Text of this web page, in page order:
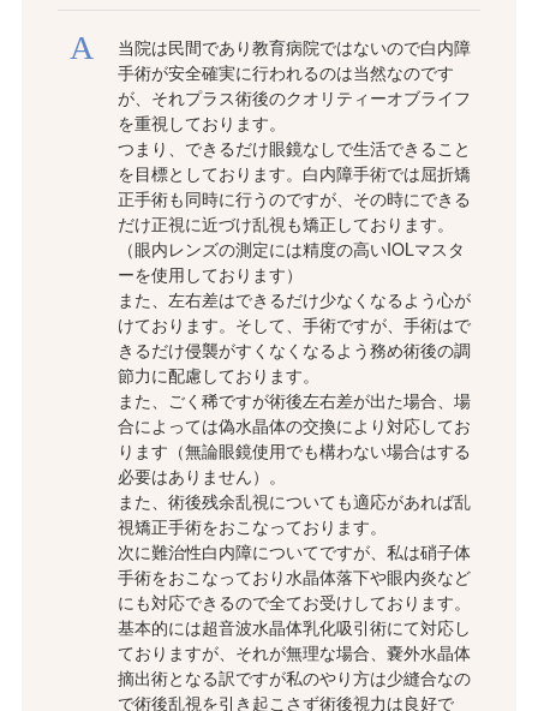
当院は民間であり教育病院ではないので白内障
手術が安全確実に行われるのは当然なのです
が、それプラス術後のクオリティーオブライフ
を重視しております。
つまり、できるだけ眼鏡なしで生活できること
を目標としております。白内障手術では屈折矯
正手術も同時に行うのですが、その時にできる
だけ正視に近づけ乱視も矯正しております。
（眼内レンズの測定には精度の高いIOLマスタ
ーを使用しております）
また、左右差はできるだけ少なくなるよう心が
けております。そして、手術ですが、手術はで
きるだけ侵襲がすくなくなるよう務め術後の調
節力に配慮しております。
また、ごく稀ですが術後左右差が出た場合、場
合によっては偽水晶体の交換により対応してお
ります（無論眼鏡使用でも構わない場合はする
必要はありません）。
また、術後残余乱視についても適応があれば乱
視矯正手術をおこなっております。
次に難治性白内障についてですが、私は硝子体
手術をおこなっており水晶体落下や眼内炎など
にも対応できるので全てお受けしております。
基本的には超音波水晶体乳化吸引術にて対応し
ておりますが、それが無理な場合、嚢外水晶体
摘出術となる訳ですが私のやり方は少縫合なの
で術後乱視を引き起こさず術後視力は良好で